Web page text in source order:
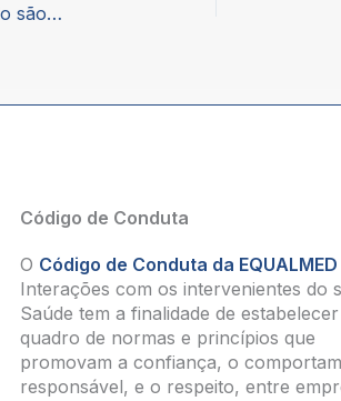
Oito em cada 10 medicamentos em rotura no mercado são genéricos – Entrevista à Lusa
Código de Conduta
O Código de Conduta da EQUALMED
Interações com os intervenientes do
Saúde tem a finalidade de
quadro de normas e princípios que
promovam a confiança, o
responsável, e o respeito, entre